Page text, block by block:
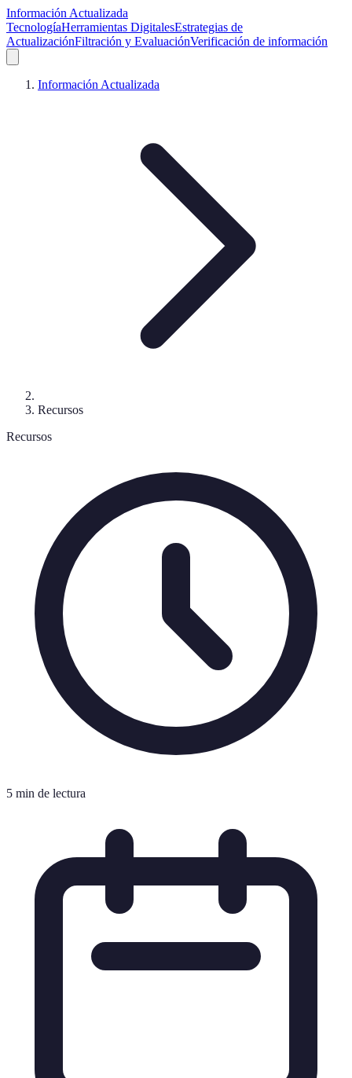
Información Actualizada
TecnologíaHerramientas DigitalesEstrategias de
ActualizaciónFiltración y EvaluaciónVerificación de información
Información Actualizada
Recursos
Recursos
5 min de lectura